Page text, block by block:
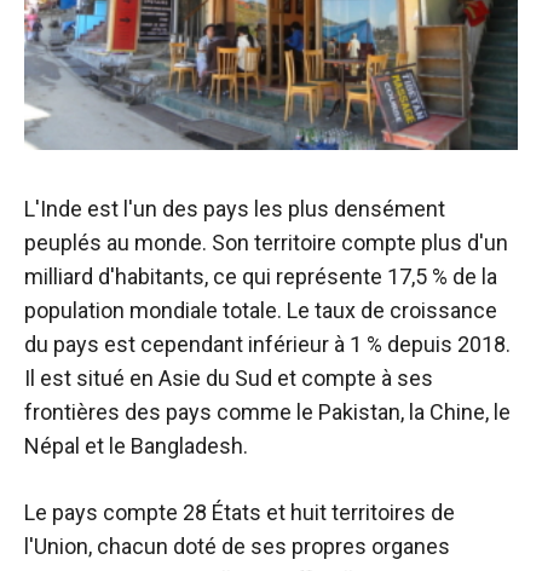
L'Inde est l'un des pays les plus densément
peuplés au monde. Son territoire compte plus d'un
milliard d'habitants, ce qui représente 17,5 % de la
population mondiale totale. Le taux de croissance
du pays est cependant inférieur à 1 % depuis 2018.
Il est situé en Asie du Sud et compte à ses
frontières des pays comme le Pakistan, la Chine, le
Népal et le Bangladesh.
Le pays compte 28 États et huit territoires de
l'Union, chacun doté de ses propres organes